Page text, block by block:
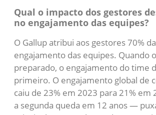
Qual o impacto dos gestores
no engajamento das equipes?
O Gallup atribui aos gestores 70%
engajamento das equipes. Quando
preparado, o engajamento do time
primeiro. O engajamento global de
caiu de 23% em 2023 para 21%
a segunda queda em 12 anos —